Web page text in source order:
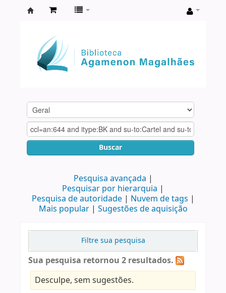
Agamenon
Magalhães
Buscar
Pesquisa avançada
Pesquisar por hierarquia
Pesquisa de autoridade
Nuvem de tags
Mais popular
Sugestões de aquisição
Filtre sua pesquisa
Sua pesquisa retornou 2 resultados.
Desculpe, sem sugestões.